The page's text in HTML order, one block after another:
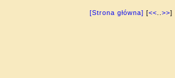
[Strona główna] [<< >>]